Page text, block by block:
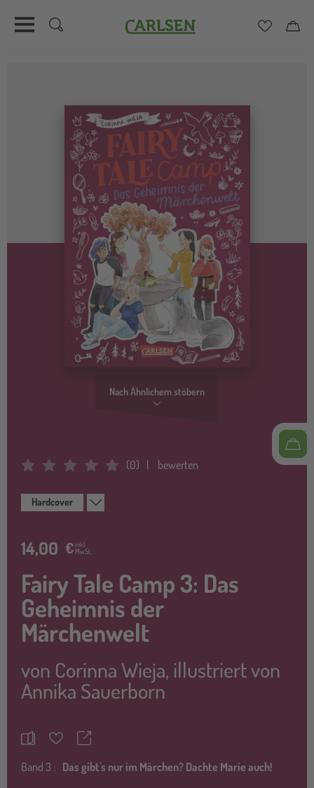
Carlsen
Nach Ähnlichem stöbern
Average Rating: 0 (0) bewerten
Hardcover
14,00 €inkl.
MwSt.
Fairy Tale Camp 3: Das
Geheimnis der
Märchenwelt
von Corinna Wieja, illustriert von
Annika Sauerborn
MerkzettelTeilen
Band 3 : Das gibt's nur im Märchen? Dachte Marie auch!